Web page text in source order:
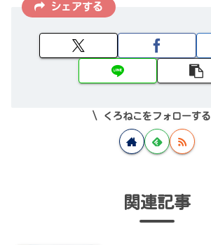
シェアする
くろねこをフォローする
関連記事